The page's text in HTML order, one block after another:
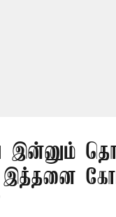
இன்னும்
இத்தனை